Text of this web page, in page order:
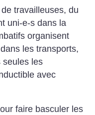
travailleuses, du
uni-e-s dans la
organisent
dans les transports,
seules les
avec
faire basculer les